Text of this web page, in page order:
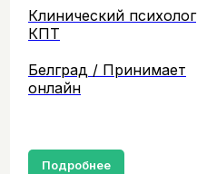
Клинический психолог
КПТ
Белград / Принимает
онлайн
Подробнее